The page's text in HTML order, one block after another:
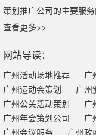
策划推广公司的主要服
查看更多>>
网站导读：
广州活动场地推荐 广
广州运动会策划
广州
广州公关活动策划
广
广州年会策划公司
广
广州会议服务
广州政